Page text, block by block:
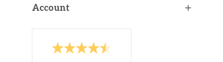
Account